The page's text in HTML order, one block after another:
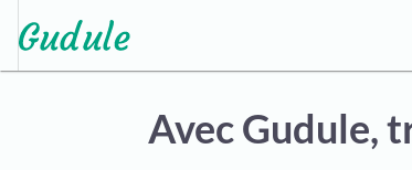
Avec Gudule,